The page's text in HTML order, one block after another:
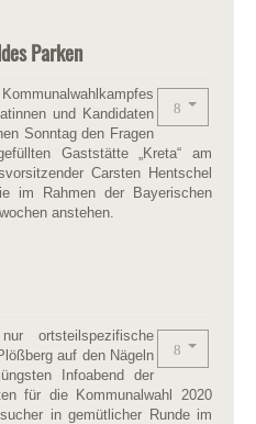
Parken
und Kandidaten
Sonntag den Fragen
Gaststätte „Kreta“ am
Carsten Hentschel
im Rahmen der Bayerischen
anstehen.
ortsteilspezifische
auf den Nägeln
Infoabend der
für die Kommunalwahl 2020
in gemütlicher Runde im